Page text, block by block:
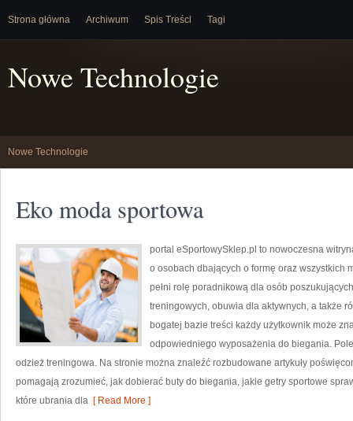
Strona główna Archiwum Spis Treści Tagi
Nowe Technologie
Nowe Technologie
Eko moda sportowa
portal eSportowySklep.pl to nowoczesna
o osobach dbających o formę oraz wszystkich
pełni rolę poradnikową dla osób
treningowych, obuwia dla aktywnych, a także
bogatej bazie treści każdy użytkownik może
odpowiedniego wyposażenia do biegania.
odzież treningowa. Na stronie można znaleźć rozbudowane artykuły
pomagają zrozumieć, jak dobierać buty do biegania, jakie getry sportowe
które ubrania dla [ Read More ]